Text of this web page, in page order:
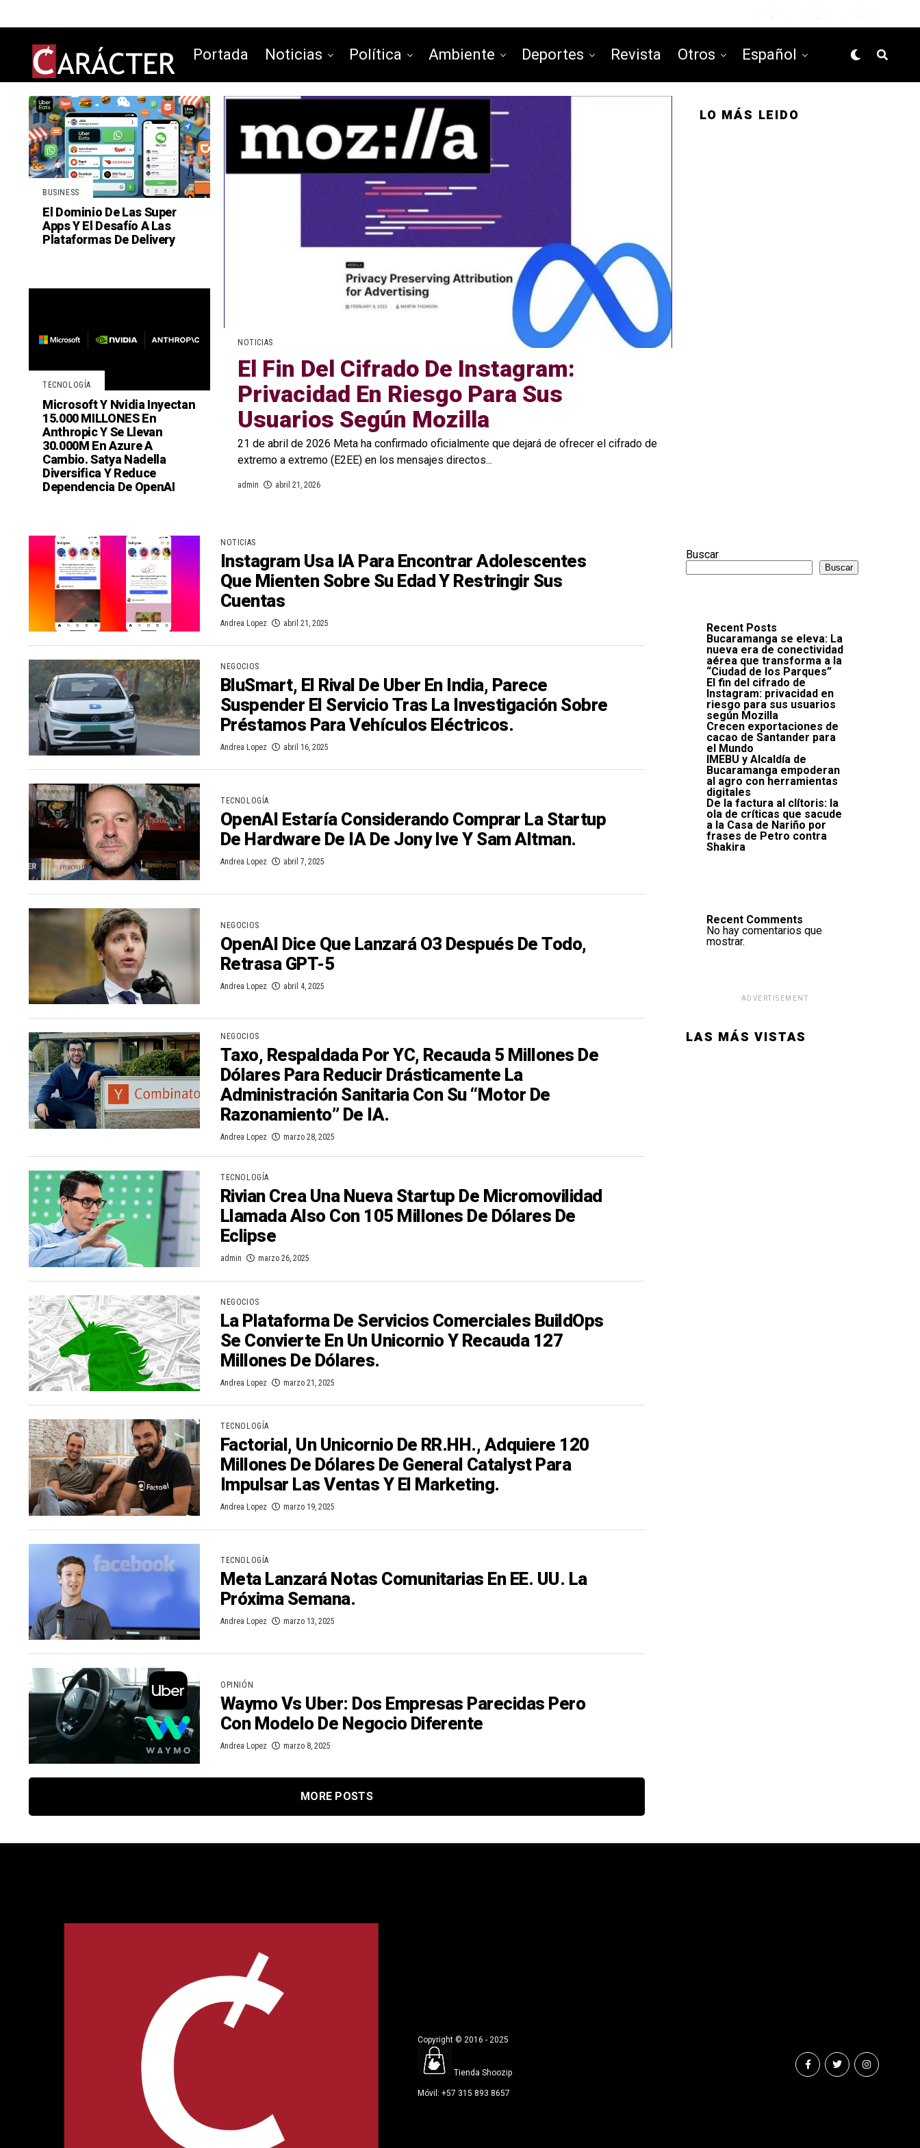
Portada Noticias Política Ambiente Deportes Revista Otros Español
NOTICIAS
El Fin Del Cifrado De Instagram:
Privacidad En Riesgo Para Sus
Usuarios Según Mozilla
21 de abril de 2026 Meta ha confirmado oficialmente que dejará de ofrecer el cifrado de
extremo a extremo (E2EE) en los mensajes directos...
admin abril 21, 2026
BUSINESS
El Dominio De Las Super
Apps Y El Desafío A Las
Plataformas De Delivery
TECNOLOGÍA
Microsoft Y Nvidia Inyectan
15.000 MILLONES En
Anthropic Y Se Llevan
30.000M En Azure A
Cambio. Satya Nadella
Diversifica Y Reduce
Dependencia De OpenAI
LO MÁS LEIDO
NOTICIAS
Instagram Usa IA Para Encontrar Adolescentes
Que Mienten Sobre Su Edad Y Restringir Sus
Cuentas
Andrea Lopez abril 21, 2025
NEGOCIOS
BluSmart, El Rival De Uber En India, Parece
Suspender El Servicio Tras La Investigación Sobre
Préstamos Para Vehículos Eléctricos.
Andrea Lopez abril 16, 2025
TECNOLOGÍA
OpenAI Estaría Considerando Comprar La Startup
De Hardware De IA De Jony Ive Y Sam Altman.
Andrea Lopez abril 7, 2025
NEGOCIOS
OpenAI Dice Que Lanzará O3 Después De Todo,
Retrasa GPT-5
Andrea Lopez abril 4, 2025
NEGOCIOS
Taxo, Respaldada Por YC, Recauda 5 Millones De
Dólares Para Reducir Drásticamente La
Administración Sanitaria Con Su “motor De
Razonamiento” De IA.
Andrea Lopez marzo 28, 2025
TECNOLOGÍA
Rivian Crea Una Nueva Startup De Micromovilidad
Llamada Also Con 105 Millones De Dólares De
Eclipse
admin marzo 26, 2025
NEGOCIOS
La Plataforma De Servicios Comerciales BuildOps
Se Convierte En Un Unicornio Y Recauda 127
Millones De Dólares.
Andrea Lopez marzo 21, 2025
TECNOLOGÍA
Factorial, Un Unicornio De RR.HH., Adquiere 120
Millones De Dólares De General Catalyst Para
Impulsar Las Ventas Y El Marketing.
Andrea Lopez marzo 19, 2025
TECNOLOGÍA
Meta Lanzará Notas Comunitarias En EE. UU. La
Próxima Semana.
Andrea Lopez marzo 13, 2025
OPINIÓN
Waymo Vs Uber: Dos Empresas Parecidas Pero
Con Modelo De Negocio Diferente
Andrea Lopez marzo 8, 2025
MORE POSTS
Buscar
Buscar
Recent Posts
Bucaramanga se eleva: La
nueva era de conectividad
aérea que transforma a la
“Ciudad de los Parques”
El fin del cifrado de
Instagram: privacidad en
riesgo para sus usuarios
según Mozilla
Crecen exportaciones de
cacao de Santander para
el Mundo
IMEBU y Alcaldía de
Bucaramanga empoderan
al agro con herramientas
digitales
De la factura al clítoris: la
ola de críticas que sacude
a la Casa de Nariño por
frases de Petro contra
Shakira
Recent Comments
No hay comentarios que
mostrar.
ADVERTISEMENT
LAS MÁS VISTAS
Copyright © 2016 - 2025
Tienda Shoozip
Móvil: +57 315 893 8657